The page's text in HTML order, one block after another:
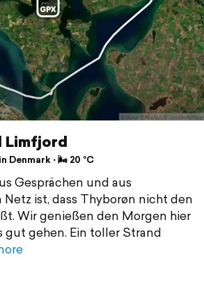
Limfjord
Denmark ⋅ 🌬 20 °C
Gesprächen und aus
ist, dass Thyborøn nicht den
Wir genießen den Morgen hier
gut gehen. Ein toller Strand